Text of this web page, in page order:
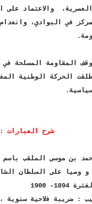
والاعتماد على
في البوادي،
المقاومة المسلحة في
الحركة الوطنية
شرح العبارات :
بن موسى الملقب باسم
و وصيا على السلطان
1900
: ضريبة فلاحية سنوية